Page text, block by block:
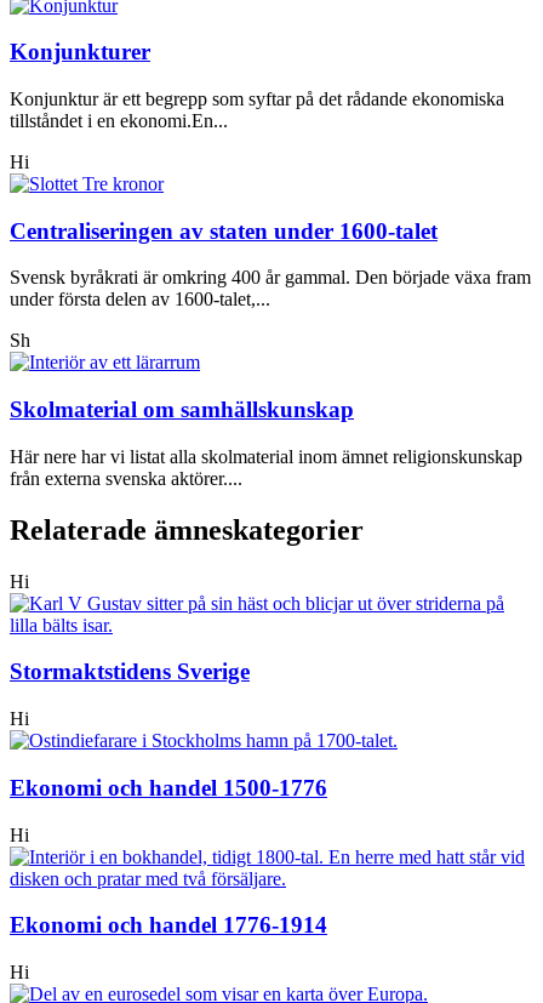
Konjunkturer
Konjunktur är ett begrepp som syftar på det rådande ekonomiska
tillståndet i en ekonomi.En...
Hi
Centraliseringen av staten under 1600-talet
Svensk byråkrati är omkring 400 år gammal. Den började växa fram
under första delen av 1600-talet,...
Sh
Skolmaterial om samhällskunskap
Här nere har vi listat alla skolmaterial inom ämnet religionskunskap
från externa svenska aktörer....
Relaterade ämneskategorier
Hi
Stormaktstidens Sverige
Hi
Ekonomi och handel 1500-1776
Hi
Ekonomi och handel 1776-1914
Hi